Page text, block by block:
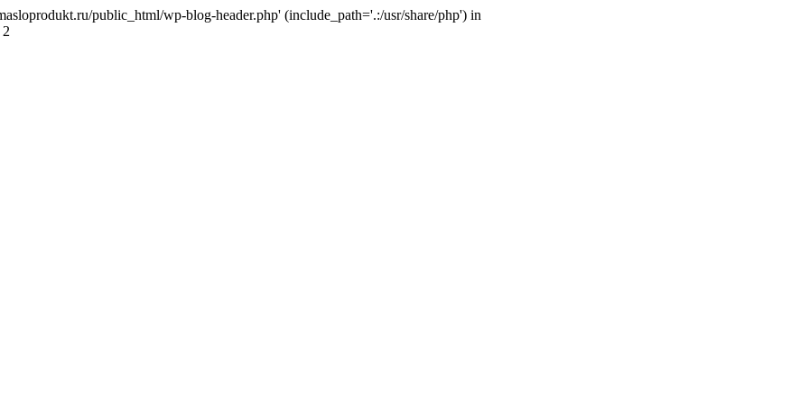
public_html/wp-blog-header.php' (include_path='.:/usr/share/php') in